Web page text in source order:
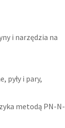
i narzędzia na
pyły i pary,
metodą PN-N-